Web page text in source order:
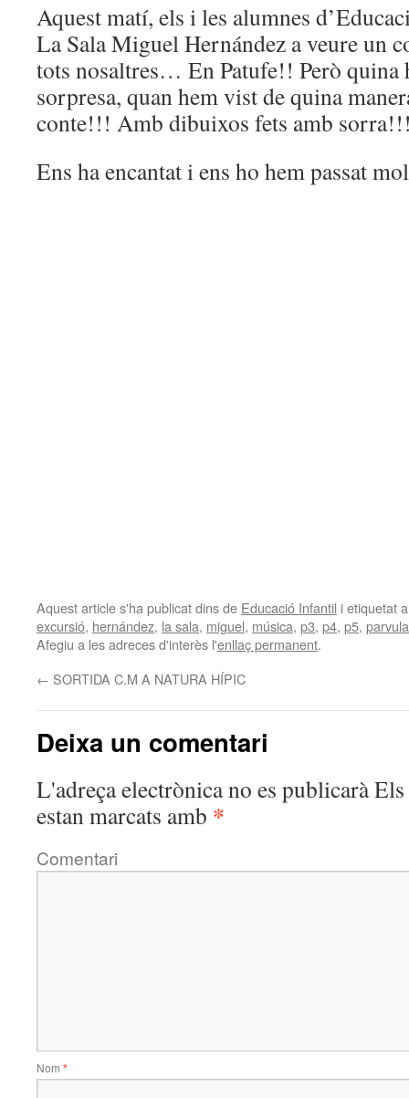
Aquest matí, els i les alumnes
La Sala Miguel Hernández a veure un
tots nosaltres… En Patufe!! Però quina
sorpresa, quan hem vist de quina
conte!!! Amb dibuixos fets amb
Ens ha encantat i ens ho hem passat
Aquest article s'ha publicat dins de Educació Infantil i etiquetat
excursió, hernández, la sala, miguel, música, p3, p4, p5,
Afegiu a les adreces d'interès l'enllaç permanent.
← SORTIDA C.M A NATURA HÍPIC
Deixa un comentari
L'adreça electrònica no es publicaràEls
estan marcats amb *
Comentari
Nom *